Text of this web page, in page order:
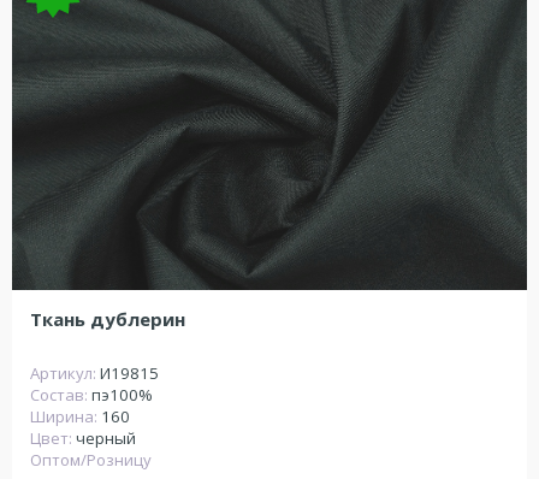
Ткань дублерин
Артикул: И19815
Состав: пэ100%
Ширина: 160
Цвет: черный
Оптом/Розницу